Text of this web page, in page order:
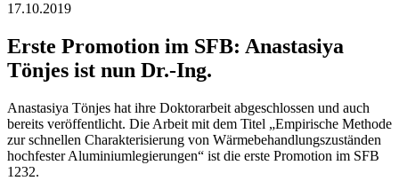
17.10.2019
Erste Promotion im SFB: Anastasiya
Tönjes ist nun Dr.-Ing.
Anastasiya Tönjes hat ihre Doktorarbeit abgeschlossen und auch
bereits veröffentlicht. Die Arbeit mit dem Titel „Empirische Methode
zur schnellen Charakterisierung von Wärmebehandlungszuständen
hochfester Aluminiumlegierungen“ ist die erste Promotion im SFB
1232.